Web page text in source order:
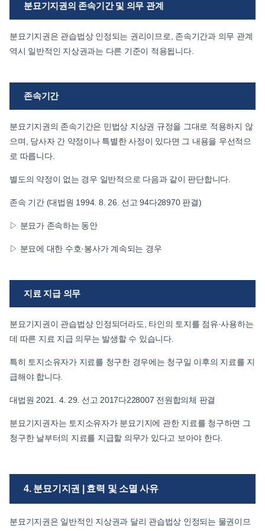
분묘기지권의 존속기간 및 의무 관계
분묘기지권은 관습법상 인정되는 권리이므로, 존속기간과 의무 관계
역시 일반적인 지상권과는 다른 기준이 적용됩니다.
존속기간
분묘기지권의 존속기간은 민법상 지상권 규정을 그대로 적용하지 않
으며, 당사자 간 약정이나 특별한 사정이 있다면 그 내용을 우선적으
로 따릅니다.
별도의 약정이 없는 경우 일반적으로 다음과 같이 판단합니다.
존속 기간 (대법원 1994. 8. 26. 선고 94다28970 판결)
▷ 분묘가 존속하는 동안
▷ 분묘에 대한 수호·봉사가 계속되는 경우
지료 지급 의무
분묘기지권이 관습법상 인정되더라도, 타인의 토지를 점유·사용하는
데 따른 지료 지급 의무는 발생할 수 있습니다.
특히 토지소유자가 지료를 청구한 경우에는 청구일 이후의 지료를 지
급해야 합니다.
대법원 2021. 4. 29. 선고 2017다228007 전원합의체 판결
분묘기지권자는 토지소유자가 분묘기지에 관한 지료를 청구하면 그
청구한 날부터의 지료를 지급할 의무가 있다고 보아야 한다.
4. 분묘기지권 | 효력 및 소멸 사유
분묘기지권은 일반적인 지상권과 달리 관습법상 인정되는 물권이므